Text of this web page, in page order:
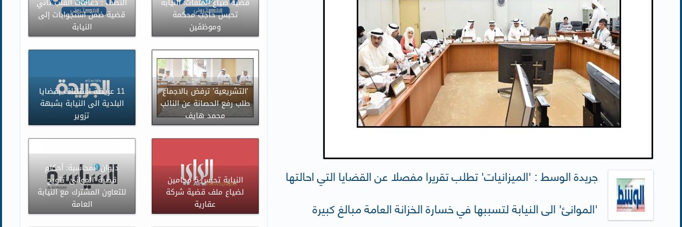
جريدة الوسط : 'الميزانيات' تطلب تقريرا مفصلا عن القضايا التي احالتها
'الموانئ' الى النيابة لتسببها في خسارة الخزانة العامة مبالغ كبيرة
قضية ضمن استجوابات إلى
النيابة
تحبس حاجب محكمة
وموظفَين
11 عريضة استئناف بقضايا
البلدية الى النيابة بشبهة
تزوير
'التشريعية' ترفض بالاجماع
طلب رفع الحصانة عن النائب
محمد هايف
ديوان المحاسبة: أحكام
قضية 'الموانئ' تتويج
للتعاون المشترك مع النيابة
العامة
النيابة تحبس 5 محامين
لضياع ملف قضية شركة
عقارية